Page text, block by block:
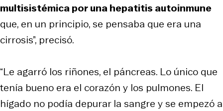
multisistémica por una hepatitis autoinmune
que, en un principio, se pensaba que era una
cirrosis”, precisó.
“Le agarró los riñones, el páncreas. Lo único que
tenía bueno era el corazón y los pulmones. El
hígado no podía depurar la sangre y se empezó a